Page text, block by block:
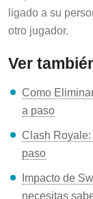
ligado a su
otro jugador.
Ver
Como
a paso
Clash
paso
Impacto de
necesitas